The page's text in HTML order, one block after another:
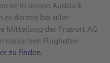
ist in diesen Ausblick
es derzeit bei aller
Mitteilung der Fraport AG
russischen Flughafen
zu finden.